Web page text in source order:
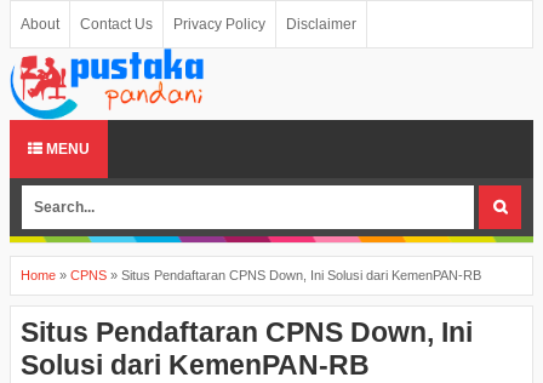
About Contact Us Privacy Policy Disclaimer
MENU
Home » CPNS » Situs Pendaftaran CPNS Down, Ini Solusi dari KemenPAN-RB
Situs Pendaftaran CPNS Down, Ini
Solusi dari KemenPAN-RB